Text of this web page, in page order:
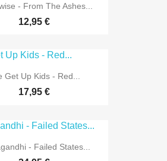
- From The Ashes...
12,95 €
Get Up Kids - Red...
17,95 €
- Failed States...